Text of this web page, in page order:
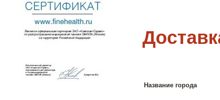
Название города